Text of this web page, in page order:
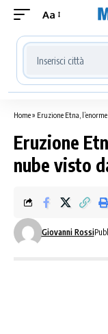
Aa
Cerca località
Home» Eruzione Etna,
Eruzione
nube visto
Giovanni Rossi